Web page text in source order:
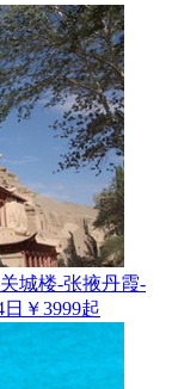
城楼-张掖丹霞-
￥3999起